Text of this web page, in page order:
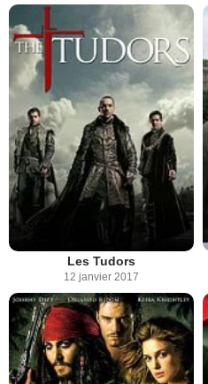
Les Tudors
12 janvier 2017